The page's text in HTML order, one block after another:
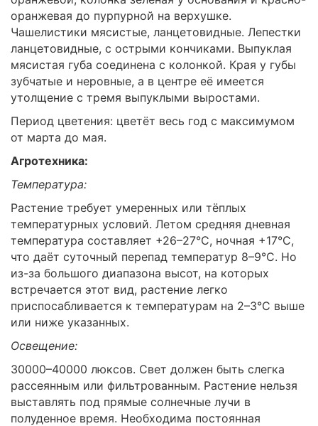
оранжевая до пурпурной на верхушке.
Чашелистики мясистые, ланцетовидные. Лепестки
ланцетовидные, с острыми кончиками. Выпуклая
мясистая губа соединена с колонкой. Края у губы
зубчатые и неровные, а в центре её имеется
утолщение с тремя выпуклыми выростами.
Период цветения: цветёт весь год с максимумом
от марта до мая.
Агротехника:
Температура:
Растение требует умеренных или тёплых
температурных условий. Летом средняя дневная
температура составляет +26–27°C, ночная +17°C,
что даёт суточный перепад температур 8–9°C. Но
из-за большого диапазона высот, на которых
встречается этот вид, растение легко
приспосабливается к температурам на 2–3°C выше
или ниже указанных.
Освещение:
30000–40000 люксов. Свет должен быть слегка
рассеянным или фильтрованным. Растение нельзя
выставлять под прямые солнечные лучи в
полуденное время. Необходима постоянная